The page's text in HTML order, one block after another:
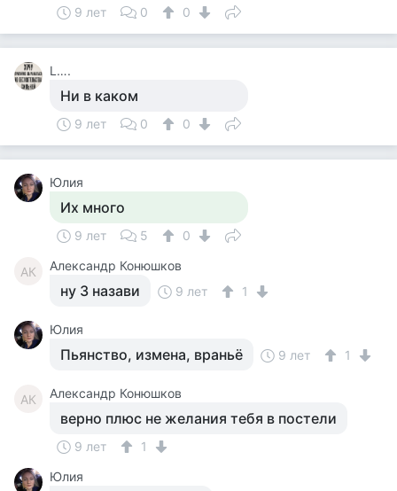
9 лет 0 0
L….
Ни в каком
9 лет 0 0
Юлия
Их много
9 лет 5 0
АК Александр Конюшков
ну 3 назави 9 лет 1
Юлия
Пьянство, измена, враньё 9 лет 1
АК Александр Конюшков
верно плюс не желания тебя в постели
9 лет
1
Юлия